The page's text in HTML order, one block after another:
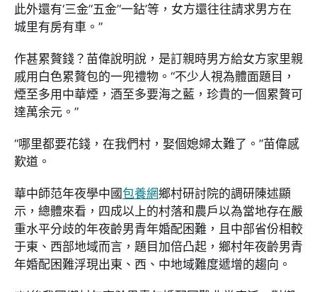
此外還有‘三金’‘五金’‘一鉆’等，女方還往往請求男方在
城里有房有車。”
作甚累贅錢？苗偉說明說，是訂親時男方給女方家里親
戚用白色累贅包的一兜禮物。“不少人視為體面題目，
煙至多用中華煙，酒至多要海之藍，珍貴的一個累贅可
達萬余元。”
“哪里都要花錢，在我們村，娶個媳婦太難了。”苗偉感
歎道。
華中師范年夜學中國包養網鄉村研討院的調研陳述顯
示，總體來看，四成以上的村落和農戶以為當地存在嚴
重水平分歧的年夜齡男青年婚配困難，且中部省份相較
于東、西部地域而言，題目加倍凸起，鄉村年夜齡男青
年婚配困難浮現出東、西、中地域難度遞增的趨向。